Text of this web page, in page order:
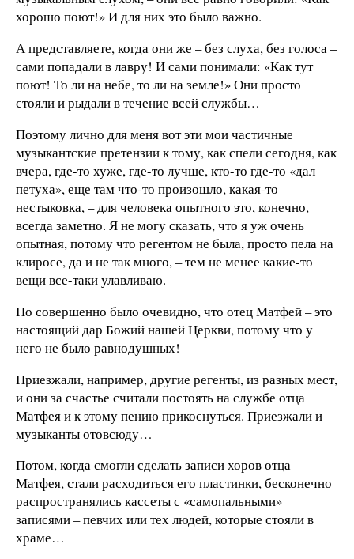
хорошо поют!» И для них это было важно.
А представляете, когда они же – без слуха, без голоса –
сами попадали в лавру! И сами понимали: «Как тут
поют! То ли на небе, то ли на земле!» Они просто
стояли и рыдали в течение всей службы…
Поэтому лично для меня вот эти мои частичные
музыкантские претензии к тому, как спели сегодня, как
вчера, где-то хуже, где-то лучше, кто-то где-то «дал
петуха», еще там что-то произошло, какая-то
нестыковка, – для человека опытного это, конечно,
всегда заметно. Я не могу сказать, что я уж очень
опытная, потому что регентом не была, просто пела на
клиросе, да и не так много, – тем не менее какие-то
вещи все-таки улавливаю.
Но совершенно было очевидно, что отец Матфей – это
настоящий дар Божий нашей Церкви, потому что у
него не было равнодушных!
Приезжали, например, другие регенты, из разных мест,
и они за счастье считали постоять на службе отца
Матфея и к этому пению прикоснуться. Приезжали и
музыканты отовсюду…
Потом, когда смогли сделать записи хоров отца
Матфея, стали расходиться его пластинки, бесконечно
распространялись кассеты с «самопальными»
записями – певчих или тех людей, которые стояли в
храме…